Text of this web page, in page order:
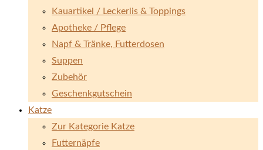
Kauartikel / Leckerlis & Toppings
Apotheke / Pflege
Napf & Tränke, Futterdosen
Suppen
Zubehör
Geschenkgutschein
Katze
Zur Kategorie Katze
Futternäpfe